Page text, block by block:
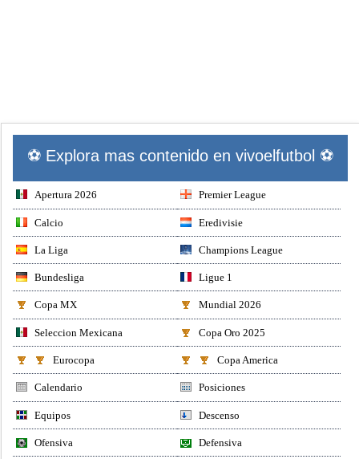
⚽ Explora mas contenido en vivoelfutbol ⚽
Apertura 2026 Premier League
Calcio Eredivisie
La Liga Champions League
Bundesliga Ligue 1
Copa MX Mundial 2026
Seleccion Mexicana Copa Oro 2025
Eurocopa Copa America
Calendario Posiciones
Equipos Descenso
Ofensiva Defensiva